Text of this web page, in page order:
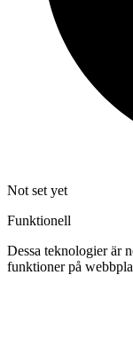
Not set yet
Funktionell
Dessa teknologier är
funktioner på